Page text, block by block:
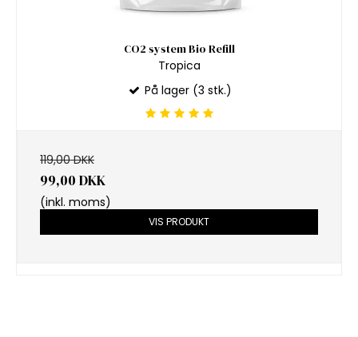
CO2 system Bio Refill
Tropica
På lager (3 stk.)
119,00 DKK
99,00 DKK
(inkl. moms)
VIS PRODUKT